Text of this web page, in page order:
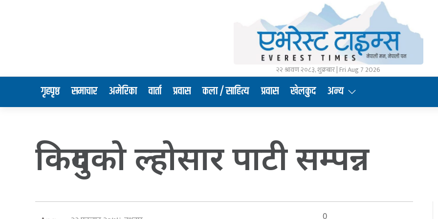
२२ श्रावण २०८३, शुक्रबार | Fri Aug 7 2026
गृहपृष्ठ समाचार अमेरिका वार्ता प्रवास कला / साहित्य प्रवास खेलकुद अन्य
किदुगको ल्होसार पाटी सम्पन्न
0